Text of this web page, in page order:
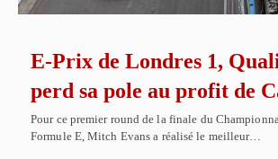
E-Prix de Londres 1,
perd sa pole au profit de
Pour ce premier round de la finale du
Formule E, Mitch Evans a réalisé le meilleur…